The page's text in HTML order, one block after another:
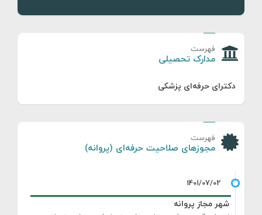
فهرست
مدارک تحصیلی
دکترای حرفه‌ای پزشکی
فهرست
مجوزهای صلاحیت حرفه‌ای (پروانه)
شهر مجاز پروانه